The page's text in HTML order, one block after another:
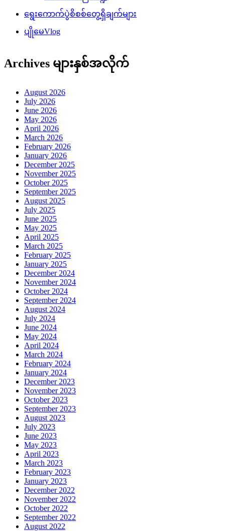
ရွေးကောက်ပွဲစိစစ်တွေ့ရှိချက်များ
ပျိုမေVlog
Archives များနှစ်အလိုက်
August 2026
July 2026
June 2026
May 2026
April 2026
March 2026
February 2026
January 2026
December 2025
November 2025
October 2025
September 2025
August 2025
July 2025
June 2025
May 2025
April 2025
March 2025
February 2025
January 2025
December 2024
November 2024
October 2024
September 2024
August 2024
July 2024
June 2024
May 2024
April 2024
March 2024
February 2024
January 2024
December 2023
November 2023
October 2023
September 2023
August 2023
July 2023
June 2023
May 2023
April 2023
March 2023
February 2023
January 2023
December 2022
November 2022
October 2022
September 2022
August 2022